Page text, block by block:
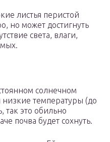
листья перистой
но может достигнуть
света, влаги,
солнечном
низкие температуры (до
так это обильно
почва будет сохнуть.